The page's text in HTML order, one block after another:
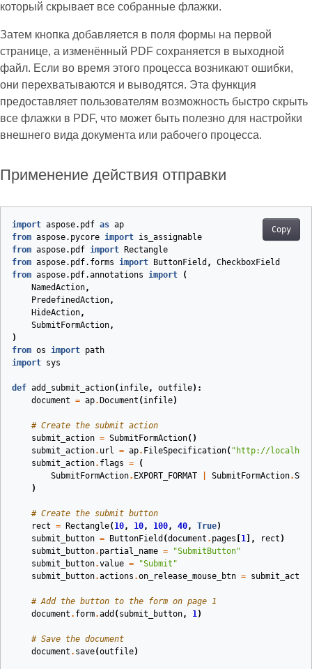
который скрывает все собранные флажки.
Затем кнопка добавляется в поля формы на первой
странице, а изменённый PDF сохраняется в выходной
файл. Если во время этого процесса возникают ошибки,
они перехватываются и выводятся. Эта функция
предоставляет пользователям возможность быстро скрыть
все флажки в PDF, что может быть полезно для настройки
внешнего вида документа или рабочего процесса.
Применение действия отправки
Copy
import aspose.pdf as ap
from aspose.pycore import is_assignable
from aspose.pdf import
Rectangle
from aspose.pdf.forms import ButtonField ,
CheckboxField
from aspose.pdf.annotations import
(
NamedAction,
PredefinedAction,
HideAction,
SubmitFormAction,
)
from os import path
import sys
def add_submit_action( infile, outfile):
document = ap. Document ( infile)
# Create the submit action
submit_action = SubmitFormAction()
submit_action. url = ap. FileSpecification( "http://
submit_action. flags =
(
SubmitFormAction. EXPORT_FORMAT SubmitFormAction.
)
# Create the submit button
rect = Rectangle( 10, 10, 100, 40, True)
submit_button = ButtonField (document . pages 1 ], rect )
submit_button. partial_name =
"SubmitButton"
submit_button.value =
"Submit"
submit_button.actions .on_release_mouse_btn =
# Add the button to the form on page 1
document . form.add ( submit_button, 1)
# Save the document
document . save(outfile)